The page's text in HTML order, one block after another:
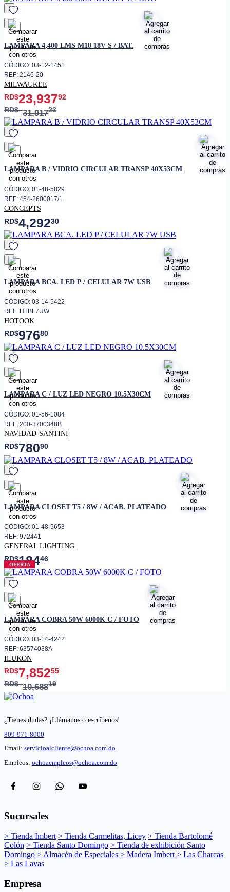
• Dimensiones
690 x 95 x 30 mm
1300 lm
• Temperatura de color
4000 K
• Grado de protección
IP20
• CRI
• Vida útil
• Acabado
• Uso recomendado
favorito
LAMPARA 4,400 LMS M18 18V S / BAT.
CÓDIGO: 03-12-1451
REF: 2146-20
MILWAUKEE
RD$23,93792
RD$31,91723
favorito
LAMPARA B / VIDRIO CIRCULAR TRANSP 40X53CM
CÓDIGO: 01-48-5829
REF: 454-2600017/1
CONCEPTS
RD$4,29230
favorito
LAMPARA BCA. LED P / CELULAR 7W USB
CÓDIGO: 03-14-5422
REF: HTBL7UW
HOTOOK
RD$97680
favorito
LAMPARA C / LUZ LED NEGRO 10.5X30CM
CÓDIGO: 01-56-1084
REF: 200-3700348B
NAVIDAD-SANTINI
RD$78090
favorito
LAMPARA CLOSET T5 / 8W / ACAB. PLATEADO
CÓDIGO: 01-48-5653
REF: 972441
GENERAL LIGHTING
RD$18446
OFERTA
favorito
LAMPARA COBRA 50W 6000K C / FOTO
CÓDIGO: 03-14-4242
REF: 63574038A
ILUKON
RD$7,85255
RD$10,68819
¿Tienes dudas? ¡Llámanos o escríbenos!
809-971-8000
Email: servicioalcliente@ochoa.com.do
Empleos: ochoaempleos@ochoa.com.do
Sucursales
> Tienda Imbert > Tienda Carmelitas, Licey > Tienda Bartolomé
Colón > Tienda Santo Domingo > Tienda de exhibición Santo
Domingo > Almacén de Especiales > Madera Imbert > Las Charcas
> Las Lavas
Empresa